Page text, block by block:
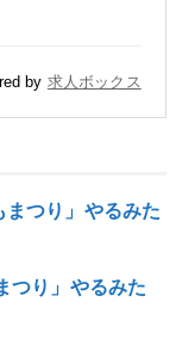
by 求人ボックス
つり」やるみた
つり」やるみた